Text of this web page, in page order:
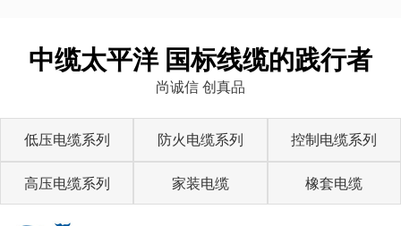
中缆太平洋 国标线缆的践行者
尚诚信 创真品
低压电缆系列 防火电缆系列 控制电缆系列
高压电缆系列 家装电缆 橡套电缆